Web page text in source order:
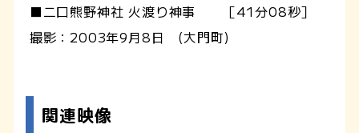
■二口熊野神社 火渡り神事 ［41分08秒］
撮影：2003年9月8日 (大門町)
関連映像